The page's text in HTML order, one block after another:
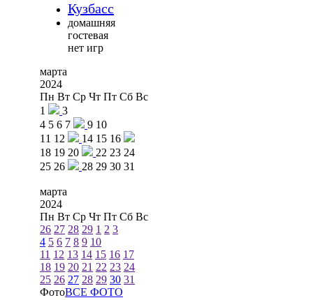
Кузбасс
домашняя
гостевая
нет игр
марта
2024
Пн Вт Ср Чт Пт Сб Вс
1
3
4 5 6 7 9 10
11 12 14 15 16
18 19 20 22 23 24
25 26 28 29 30 31
марта
2024
Пн Вт Ср Чт Пт Сб Вс
26 27 28 29 1 2 3
4 5 6 7 8 9 10
11 12 13 14 15 16 17
18 19 20 21 22 23 24
25 26 27 28 29 30 31
ФотоВСЕ ФОТО